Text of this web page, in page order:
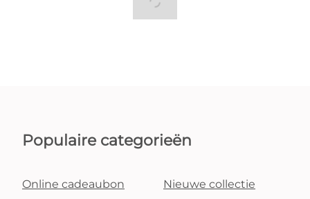
Populaire categorieën
Online cadeaubon Nieuwe collectie